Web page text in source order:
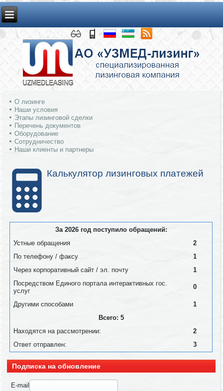
О лизинге
Наши условия
Этапы лизинговой сделки
Перечень документов
Оборудование
Сотрудничество
Наши клиенты и партнеры
Калькулятор лизинговых платежей
За 2026 год поступило обращений:
Устные обращения
2
По телефону / факсу
1
Через корпоративный сайт / эл. почту
1
Посредством Единого портала интерактивных гос.
услуг
0
Другими способами
1
Всего: 5
Находятся на рассмотрении:
2
Ответ отправлен:
3
Подписка на обновление
E-mail